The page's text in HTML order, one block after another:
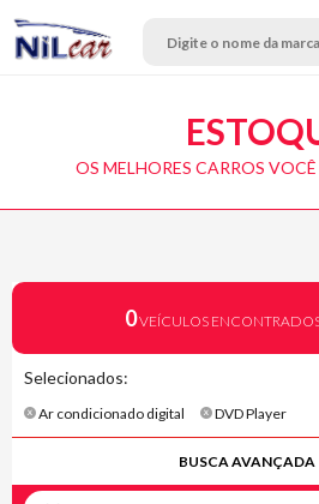
OS MELHORES CARROS
0VEÍCULOS
Selecionados:
Ar condicionado digital DVD Player
BUSCA AVANÇADA